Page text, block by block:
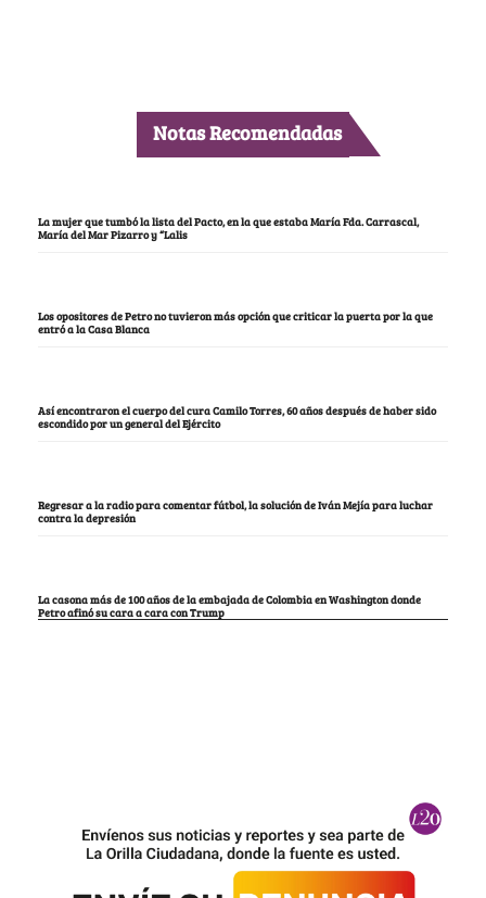
Notas Recomendadas
La mujer que tumbó la lista del Pacto, en la que estaba María Fda. Carrascal,
María del Mar Pizarro y “Lalis
Los opositores de Petro no tuvieron más opción que criticar la puerta por la que
entró a la Casa Blanca
Así encontraron el cuerpo del cura Camilo Torres, 60 años después de haber sido
escondido por un general del Ejército
Regresar a la radio para comentar fútbol, la solución de Iván Mejía para luchar
contra la depresión
La casona más de 100 años de la embajada de Colombia en Washington donde
Petro afinó su cara a cara con Trump